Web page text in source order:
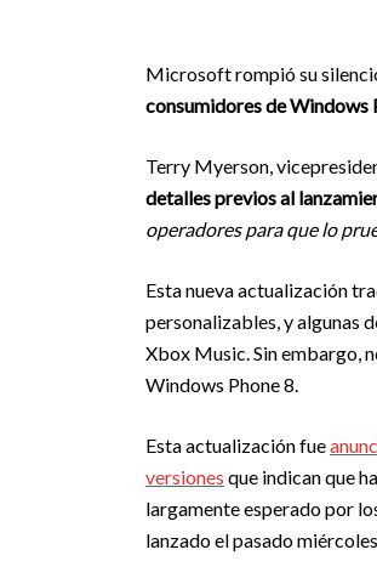
Microsoft rompió su
consumidores de Windows
Terry Myerson,
detalles previos al
operadores para que lo
Esta nueva actualización
personalizables, y algunas
Xbox Music. Sin embargo,
Windows Phone 8.
Esta actualización fue
versiones que indican que
largamente esperado por
lanzado el pasado